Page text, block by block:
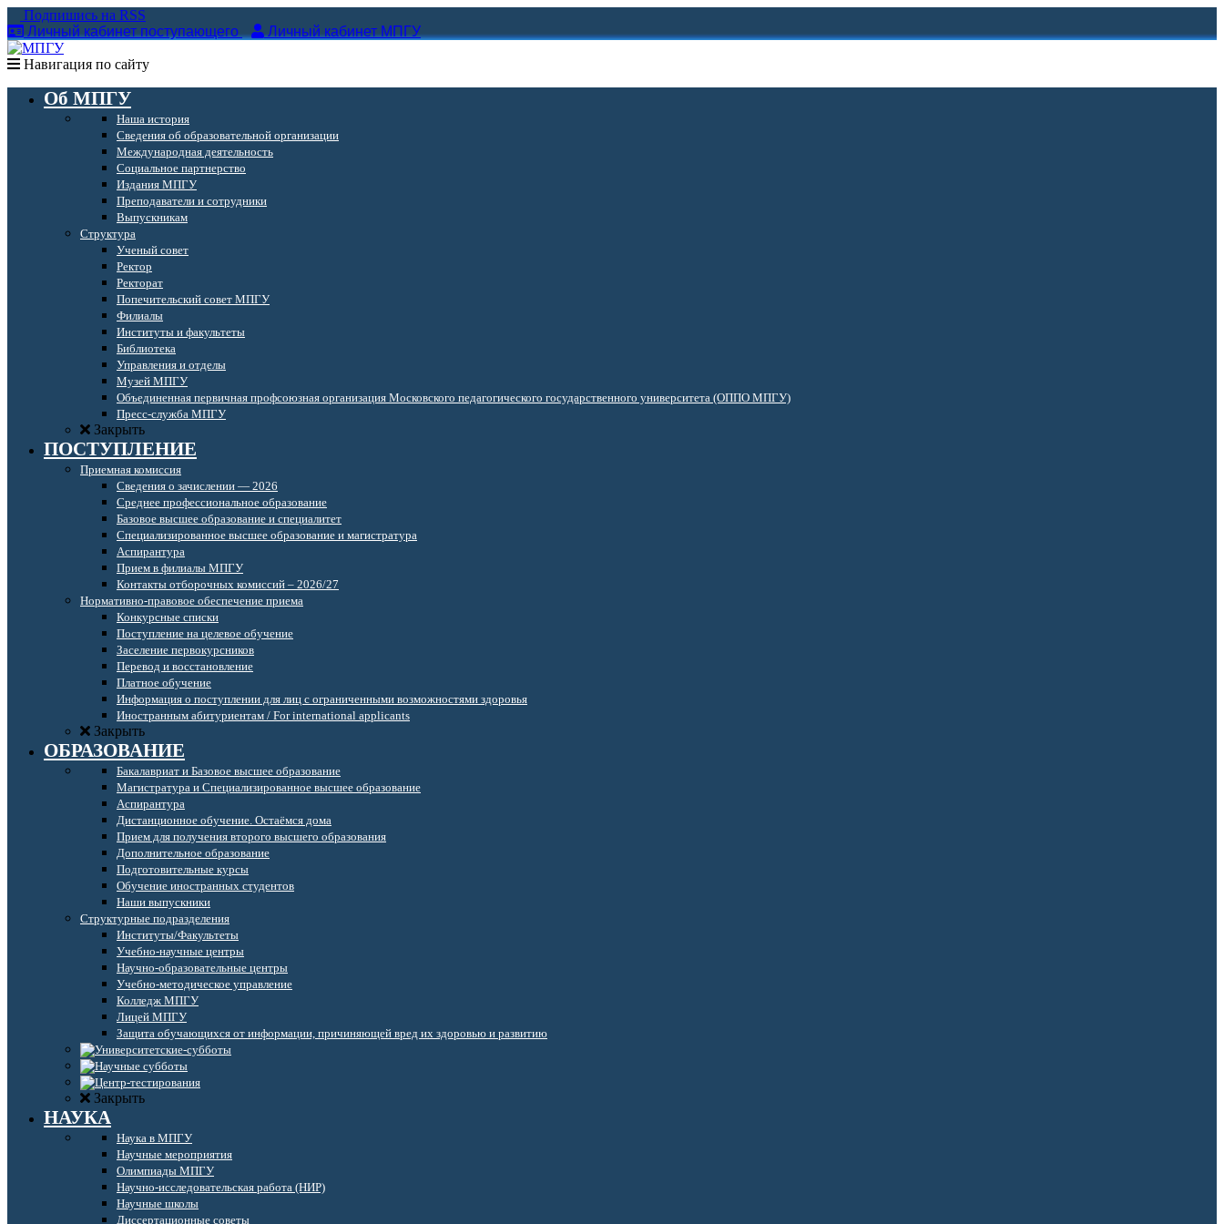
Подпишись на RSS
Личный кабинет поступающего
Личный кабинет МПГУ
Навигация по сайту
Об МПГУ
Наша история
Сведения об образовательной организации
Международная деятельность
Социальное партнерство
Издания МПГУ
Преподаватели и сотрудники
Выпускникам
Структура
Ученый совет
Ректор
Ректорат
Попечительский совет МПГУ
Филиалы
Институты и факультеты
Библиотека
Управления и отделы
Музей МПГУ
Объединенная первичная профсоюзная организация Московского педагогического государственного университета (ОППО МПГУ)
Пресс-служба МПГУ
Закрыть
ПОСТУПЛЕНИЕ
Приемная комиссия
Сведения о зачислении — 2026
Среднее профессиональное образование
Базовое высшее образование и специалитет
Специализированное высшее образование и магистратура
Аспирантура
Прием в филиалы МПГУ
Контакты отборочных комиссий – 2026/27
Нормативно-правовое обеспечение приема
Конкурсные списки
Поступление на целевое обучение
Заселение первокурсников
Перевод и восстановление
Платное обучение
Информация о поступлении для лиц с ограниченными возможностями здоровья
Иностранным абитуриентам / For international applicants
Закрыть
ОБРАЗОВАНИЕ
Бакалавриат и Базовое высшее образование
Магистратура и Специализированное высшее образование
Аспирантура
Дистанционное обучение. Остаёмся дома
Прием для получения второго высшего образования
Дополнительное образование
Подготовительные курсы
Обучение иностранных студентов
Наши выпускники
Структурные подразделения
Институты/Факультеты
Учебно-научные центры
Научно-образовательные центры
Учебно-методическое управление
Колледж МПГУ
Лицей МПГУ
Защита обучающихся от информации, причиняющей вред их здоровью и развитию
Закрыть
НАУКА
Наука в МПГУ
Научные мероприятия
Олимпиады МПГУ
Научно-исследовательская работа (НИР)
Научные школы
Диссертационные советы